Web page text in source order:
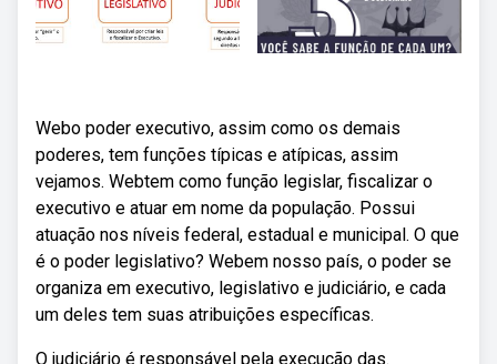
Webo poder executivo, assim como os demais
poderes, tem funções típicas e atípicas, assim
vejamos. Webtem como função legislar, fiscalizar o
executivo e atuar em nome da população. Possui
atuação nos níveis federal, estadual e municipal. O que
é o poder legislativo? Webem nosso país, o poder se
organiza em executivo, legislativo e judiciário, e cada
um deles tem suas atribuições específicas.
O judiciário é responsável pela execução das.